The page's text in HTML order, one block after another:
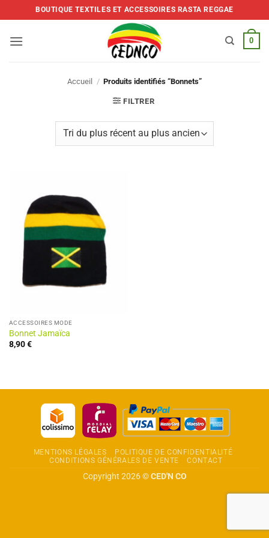
to
BOUTIQUE TEXTILES ET ACCESSOIRES RASTA REGGAE
0
Accueil / Produits identifiés “Bonnets”
FILTRER
ACCESSOIRES MODE
Bonnet Jamaïca
8,90€
MENTIONS LÉGALES
POLITIQUE DE CONFIDENTIALITÉ
CONDITIONS GÉNÉRALES DE VENTE
CONTACT
Copyright 2026 ©CED'N CO